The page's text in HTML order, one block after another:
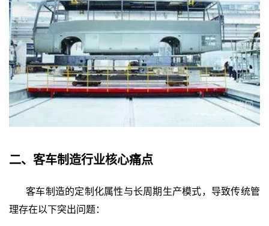
二、 客车制造行业核心痛点
客车制造的定制化属性与长周期生产模式，导致传统管
理存在以下突出问题：